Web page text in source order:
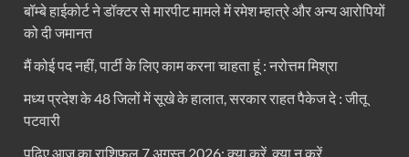
बॉम्बे हाईकोर्ट ने डॉक्टर से मारपीट मामले में रमेश म्हात्रे और अन्य आरोपियों
को दी जमानत
मैं कोई पद नहीं, पार्टी के लिए काम करना चाहता हूं : नरोत्तम मिश्रा
मध्य प्रदेश के 48 जिलों में सूखे के हालात, सरकार राहत पैकेज दे : जीतू
पटवारी
पढ़िए आज का राशिफल 7 अगस्त 2026: क्या करें, क्या न करें…